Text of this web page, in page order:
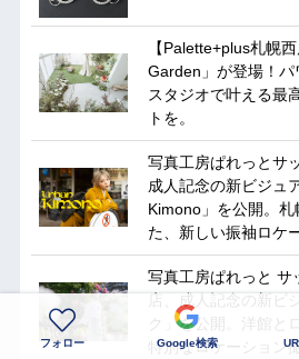
【Palette+plus札幌
Garden」が登場！
スタジオで叶える最
トを。
写真工房ぱれっとサ
成人記念の新ビジュ
Kimono」を公開。
た、新しい振袖ロケ
写真工房ぱれっと サ
店、成人記念の新ビ
ク」を公開。洋館と
特別なロケーション
フォロー Google検索